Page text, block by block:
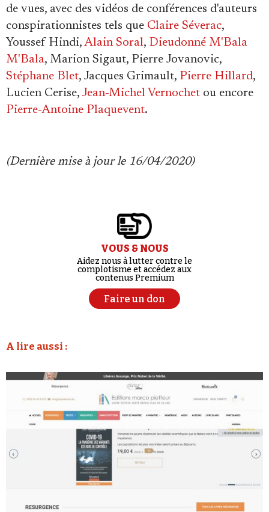
de vues, avec des vidéos de conférences d'auteurs
conspirationnistes tels que Claire Séverac,
Youssef Hindi, Alain Soral, Dieudonné M'Bala
M'Bala, Marion Sigaut, Pierre Jovanovic,
Stéphane Blet, Jacques Grimault, Pierre Hillard,
Lucien Cerise, Jean-Michel Vernochet ou encore
Pierre-Antoine Plaquevent.
(Dernière mise à jour le 16/04/2020)
VOUS & NOUS
Aidez nous à lutter contre le
complotisme et accédez aux
contenus Premium
Faire un don
A lire aussi :